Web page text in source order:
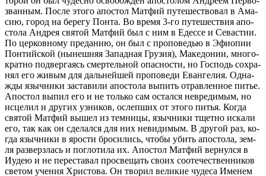
зван­ным. По­сле это­го апо­стол Мат­фий пу­те­ше­ство­вал в Ама­
сию, го­род на бе­ре­гу Пон­та. Во вре­мя 3-го пу­те­ше­ствия апо­
сто­ла Ан­дрея свя­той Мат­фий был с ним в Едес­се и Се­ва­стии.
По цер­ков­но­му пре­да­нию, он был с про­по­ве­дью в Эфи­о­пии
Пон­тий­ской (ны­неш­няя За­пад­ная Гру­зия), Ма­ке­до­нии, мно­го­
крат­но под­вер­га­ясь смер­тель­ной опас­но­сти, но Гос­подь со­хра­
нял его жи­вым для даль­ней­шей про­по­ве­ди Еван­ге­лия. Од­на­
жды языч­ни­ки за­ста­ви­ли апо­сто­ла вы­пить отрав­лен­ное пи­тье.
Апо­стол вы­пил его и не толь­ко сам остал­ся невре­ди­мым, но
ис­це­лил и дру­гих уз­ни­ков, ослеп­ших от это­го пи­тья. Ко­гда
свя­той Мат­фий вы­шел из тем­ни­цы, языч­ни­ки тщет­но ис­ка­ли
его, так как он сде­лал­ся для них неви­ди­мым. В дру­гой раз, ко­
гда языч­ни­ки в яро­сти бро­си­лись, чтобы убить апо­сто­ла, зем­
ля раз­верз­лась и по­гло­ти­ла их. Апо­стол Мат­фий вер­нул­ся в
Иудею и не пе­ре­ста­вал про­све­щать сво­их со­оте­че­ствен­ни­ков
све­том уче­ния Хри­сто­ва. Он тво­рил ве­ли­кие чу­де­са Име­нем